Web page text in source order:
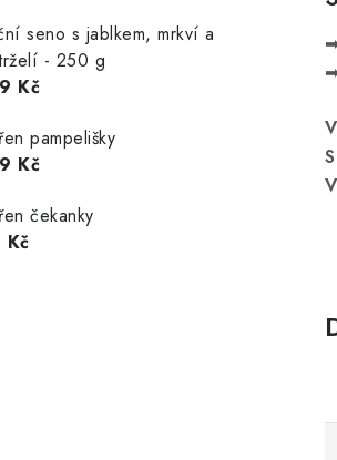
seno s jablkem, mrkví a
- 250 g
Kč
pampelišky
Kč
čekanky
Kč